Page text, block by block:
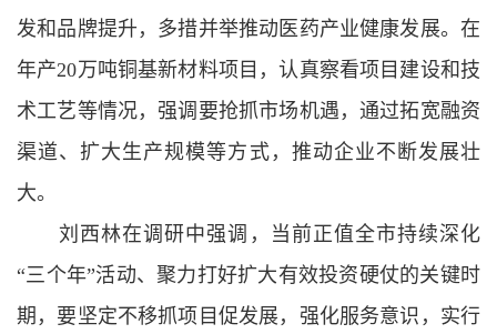
发和品牌提升，多措并举推动医药产业健康发展。在
年产20万吨铜基新材料项目，认真察看项目建设和技
术工艺等情况，强调要抢抓市场机遇，通过拓宽融资
渠道、扩大生产规模等方式，推动企业不断发展壮
大。
刘西林在调研中强调，当前正值全市持续深化
“三个年”活动、聚力打好扩大有效投资硬仗的关键时
期，要坚定不移抓项目促发展，强化服务意识，实行